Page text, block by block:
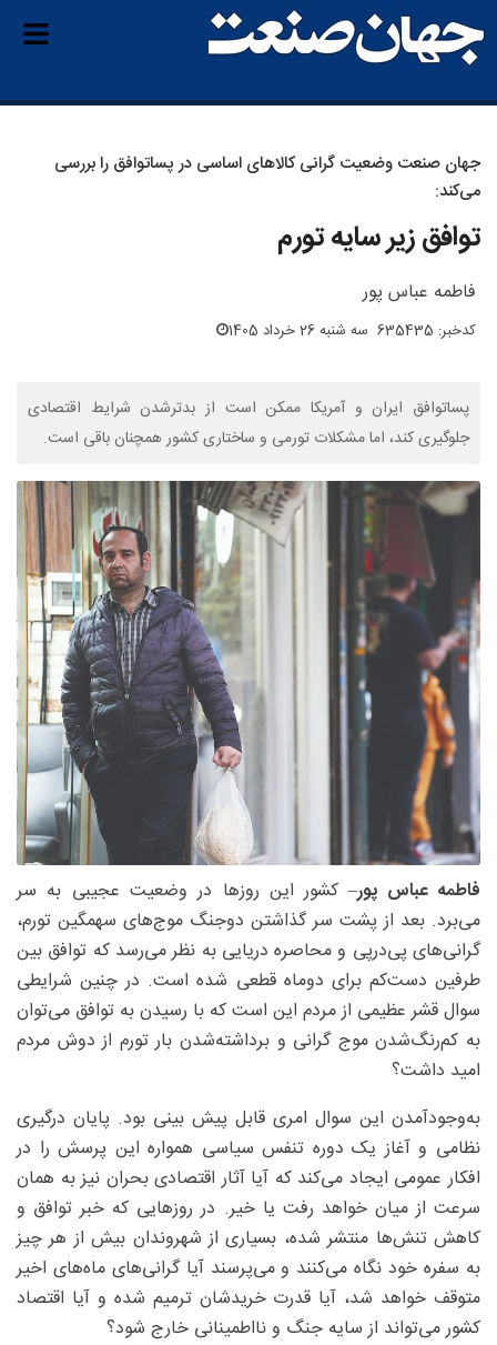
جهان صنعت وضعیت گرانی کالاهای اساسی در پساتوافق را بررسی
می‌کند:
توافق زیر سایه تورم
فاطمه عباس پور
کدخبر: 635435 سه شنبه 26 خرداد 1405
پساتوافق ایران و آمریکا ممکن است از بدترشدن شرایط اقتصادی
جلوگیری کند، اما مشکلات تورمی و ساختاری کشور همچنان باقی است.
فاطمه عباس پور– کشور این روزها در وضعیت عجیبی به سر
می‌برد. بعد از پشت سر گذاشتن دوجنگ موج‌های سهمگین تورم،
گرانی‌های پی‌درپی و محاصره دریایی به نظر می‌رسد که توافق بین
طرفین دست‌کم برای دوماه قطعی شده است. در چنین شرایطی
سوال قشر عظیمی از مردم این است که با رسیدن به توافق می‌توان
به کم‌رنگ‌شدن موج گرانی و برداشته‌شدن بار تورم از دوش مردم
امید داشت؟
به‌وجودآمدن این سوال امری قابل پیش بینی بود. پایان درگیری
نظامی و آغاز یک دوره تنفس سیاسی همواره این پرسش را در
افکار عمومی ایجاد می‌کند که آیا آثار اقتصادی بحران نیز به همان
سرعت از میان خواهد رفت یا خیر. در روزهایی که خبر توافق و
کاهش تنش‌ها منتشر شده، بسیاری از شهروندان بیش از هر چیز
به سفره خود نگاه می‌کنند و می‌پرسند آیا گرانی‌های ماه‌های اخیر
متوقف خواهد شد، آیا قدرت خریدشان ترمیم شده و آیا اقتصاد
کشور می‌تواند از سایه جنگ و نااطمینانی خارج شود؟